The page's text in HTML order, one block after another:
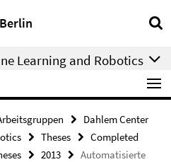
Learning and Robotics
Dahlem Center
Theses
Completed
2013
Automatisierte